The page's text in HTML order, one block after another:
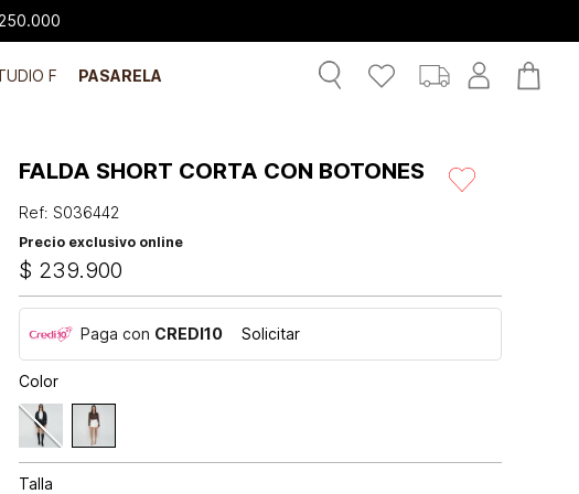
F PASARELA
FALDA SHORT CORTA CON BOTONES
Ref:S036442
Precio exclusivo online
$ 239.900
Paga con CREDI10 Solicitar
Color
Talla